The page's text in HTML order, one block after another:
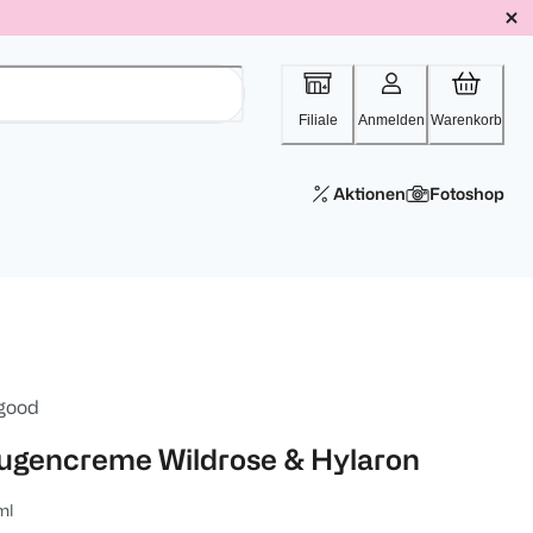
Filiale Anmelden Warenkorb
Aktionen Fotoshop
Wildrose & Hylaron